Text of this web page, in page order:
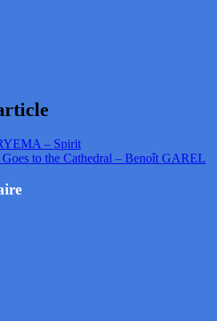
– Spirit
to the Cathedral – Benoît GAREL